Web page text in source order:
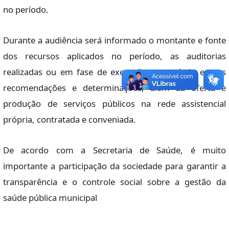
no período.
Durante a audiência será informado o montante e fonte
dos recursos aplicados no período, as auditorias
realizadas ou em fase de execução no período e suas
recomendações e determinações, além da oferta e
produção de serviços públicos na rede assistencial
própria, contratada e conveniada.
De acordo com a Secretaria de Saúde, é muito
importante a participação da sociedade para garantir a
transparência e o controle social sobre a gestão da
saúde pública municipal